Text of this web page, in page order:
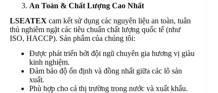
An Toàn & Chất Lượng Cao Nhất
LSEATEX cam kết sử dụng các nguyên liệu an toàn, tuân
thủ nghiêm ngặt các tiêu chuẩn chất lượng quốc tế (như
ISO, HACCP). Sản phẩm của chúng tôi:
Được phát triển bởi đội ngũ chuyên gia hương vị giàu
kinh nghiệm.
Đảm bảo độ ổn định và đồng nhất giữa các lô sản
xuất.
Phù hợp cho cả thị trường trong nước và xuất khẩu.